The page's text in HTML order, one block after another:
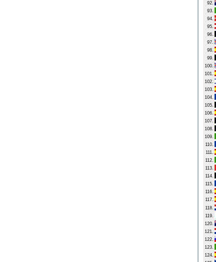
92.
93.
94.
95.
96.
97.
98.
99.
100.
101.
102.
103.
104.
105.
106.
107.
108.
109.
110.
111.
112.
113.
114.
115.
116.
117.
118.
119.
120.
121.
122.
123.
124.